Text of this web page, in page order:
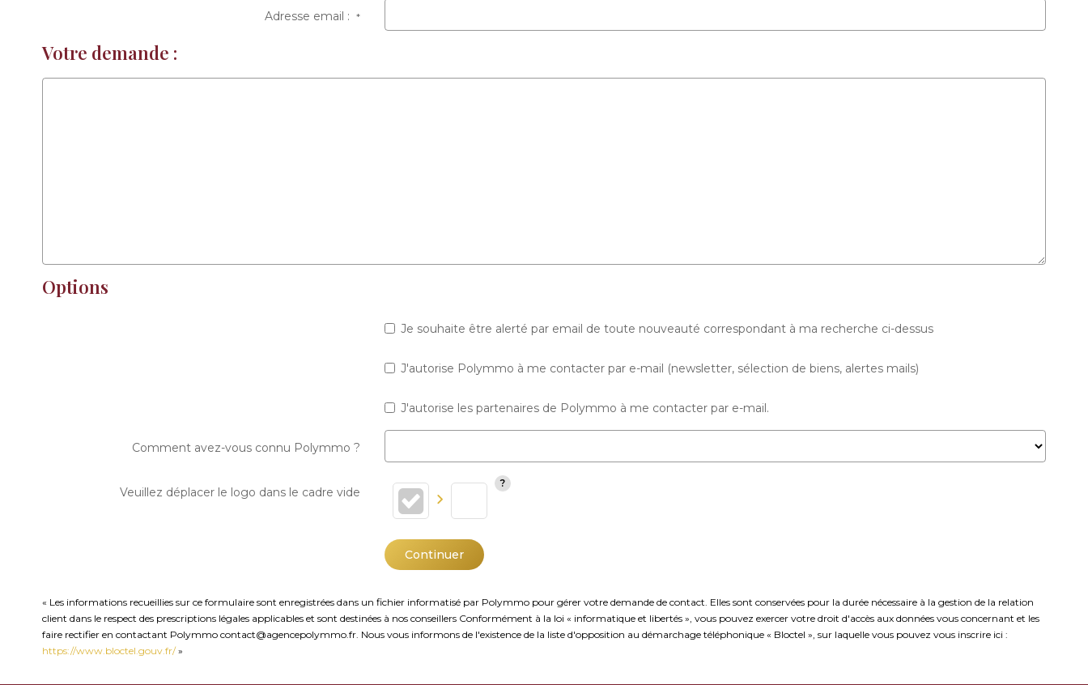
Adresse email :*
Votre demande :
Options
Je souhaite être alerté par email de toute nouveauté correspondant à ma recherche ci-dessus
J'autorise Polymmo à me contacter par e-mail (newsletter, sélection de biens, alertes mails)
J'autorise les partenaires de Polymmo à me contacter par e-mail.
Comment avez-vous connu Polymmo ?
Veuillez déplacer le logo dans le cadre vide
Continuer
« Les informations recueillies sur ce formulaire sont enregistrées dans un fichier informatisé par Polymmo pour gérer votre demande de contact. Elles sont conservées pour la durée nécessaire à la gestion de la relation
client dans le respect des prescriptions légales applicables et sont destinées à nos conseillers Conformément à la loi « informatique et libertés », vous pouvez exercer votre droit d'accès aux données vous concernant et les
faire rectifier en contactant Polymmo contact@agencepolymmo.fr. Nous vous informons de l'existence de la liste d'opposition au démarchage téléphonique « Bloctel », sur laquelle vous pouvez vous inscrire ici :
https://www.bloctel.gouv.fr/»